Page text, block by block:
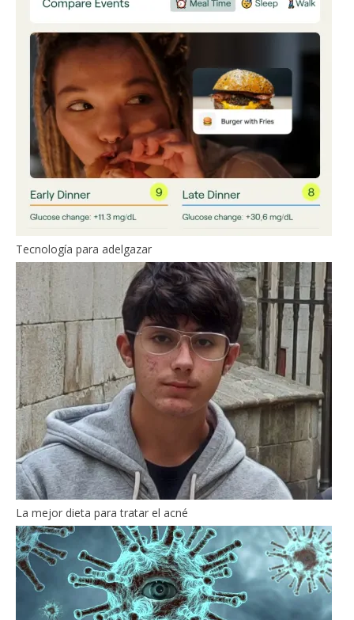
Tecnología para adelgazar
La mejor dieta para tratar el acné